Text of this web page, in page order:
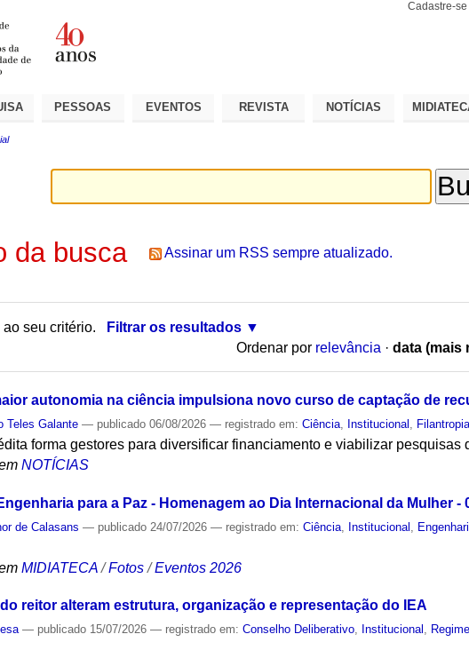
Cadastre-se
PESSOAS EVENTOS REVISTA NOTÍCIAS
da busca Assinar um RSS sempre atualizado.
seu critério.
Filtrar os resultados
Ordenar por relevância · data (mais
autonomia na ciência impulsiona novo curso de captação de
Teles Galante — publicado 06/08/2026— registrado em:Ciência Institucional Filantropia
forma gestores para diversificar financiamento e viabilizar pesquisas
NOTÍCIAS
para a Paz - Homenagem ao Dia Internacional da Mulher -
de Calasans — publicado 24/07/2026— registrado em:Ciência Institucional
MIDIATECA /Fotos /Eventos 2026
reitor alteram estrutura, organização e representação do IEA
— publicado 15/07/2026— registrado em:Conselho Deliberativo, Institucional ,